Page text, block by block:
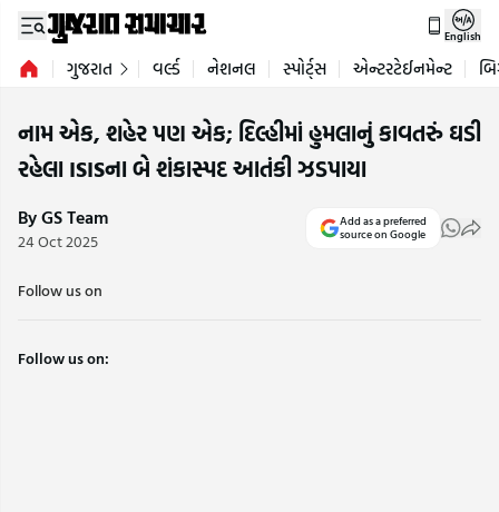
English
ગુજરાત વર્લ્ડ નેશનલ સ્પોર્ટ્સ એન્ટરટેઈનમેન્ટ
નામ એક, શહેર પણ એક; દિલ્હીમાં હુમલાનું કાવતરું ઘડી
રહેલા ISISના બે શંકાસ્પદ આતંકી ઝડપાયા
By GS Team
24 Oct 2025
Add as a preferred
source on Google
Follow us on
Follow us on: